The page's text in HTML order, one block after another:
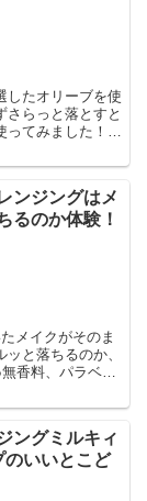
したオリーブを使
さらっと落とすと
てみました！●
ンジングはメ
るのか体験！
メイクがそのま
と落ちるのか、
香料、パラベン
ングミルキィ
のいいとこど